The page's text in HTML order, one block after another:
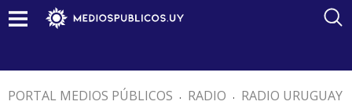
PORTAL MEDIOS PÚBLICOS . RADIO . RADIO URUGUAY